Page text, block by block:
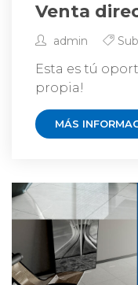
Venta
admin
Esta es tú
propia!
MÁS